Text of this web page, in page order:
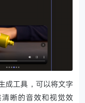
成工具，可以将文字
晰的音效和视觉效